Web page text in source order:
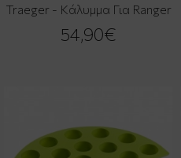
Traeger - Κάλυμμα Για Ranger
54,90€